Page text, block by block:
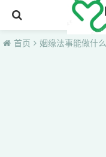
首页
首页 姻缘法事能做什么